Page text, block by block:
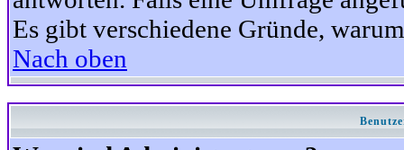
Es gibt verschiedene Gründe,
Nach oben